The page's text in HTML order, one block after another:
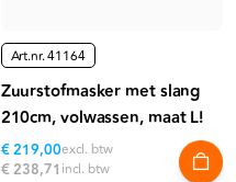
Art.nr.41164
Zuurstofmasker met slang
210cm, volwassen, maat L!
€ 219,00excl. btw
€ 238,71 incl. btw